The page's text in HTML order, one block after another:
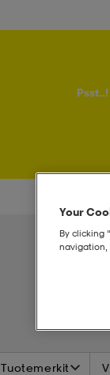
Tuotemerkit
Your
By clicking
navigation,